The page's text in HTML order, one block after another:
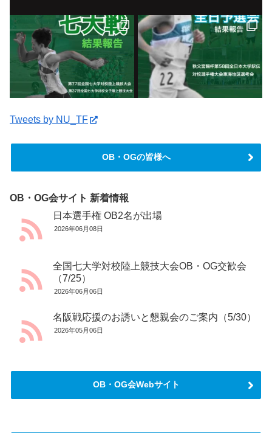
Tweets by NU_TF
OB・OGの皆様へ
OB・OG会サイト 新着情報
日本選手権 OB2名が出場
2026年06月08日
全国七大学対校陸上競技大会OB・OG交歓会
（7/25）
2026年06月06日
名阪戦応援のお誘いと懇親会のご案内（5/30）
2026年05月06日
OB・OG会Webサイト